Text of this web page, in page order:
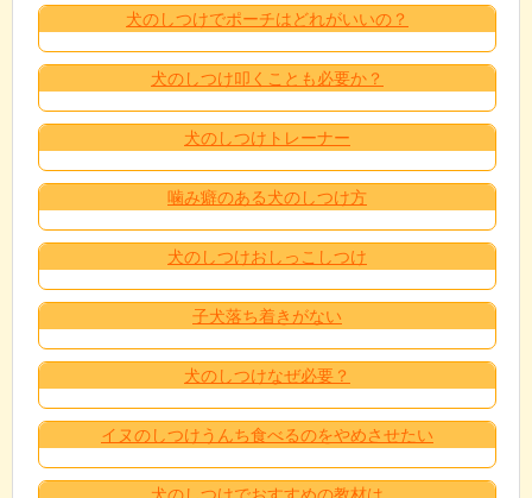
犬のしつけでポーチはどれがいいの？
犬のしつけ叩くことも必要か？
犬のしつけトレーナー
噛み癖のある犬のしつけ方
犬のしつけおしっこしつけ
子犬落ち着きがない
犬のしつけなぜ必要？
イヌのしつけうんち食べるのをやめさせたい
犬のしつけでおすすめの教材は